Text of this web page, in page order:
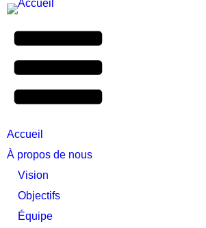
Accueil
À propos de nous
Vision
Objectifs
Équipe